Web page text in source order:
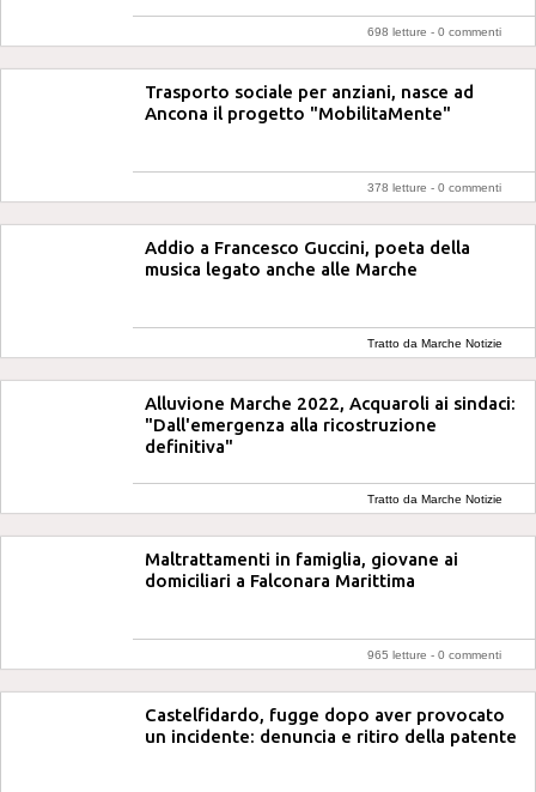
698 letture - 0 commenti
Trasporto sociale per anziani, nasce ad
Ancona il progetto "MobilitaMente"
378 letture - 0 commenti
Addio a Francesco Guccini, poeta della
musica legato anche alle Marche
Tratto da Marche Notizie
Alluvione Marche 2022, Acquaroli ai sindaci:
"Dall'emergenza alla ricostruzione
definitiva"
Tratto da Marche Notizie
Maltrattamenti in famiglia, giovane ai
domiciliari a Falconara Marittima
965 letture - 0 commenti
Castelfidardo, fugge dopo aver provocato
un incidente: denuncia e ritiro della patente